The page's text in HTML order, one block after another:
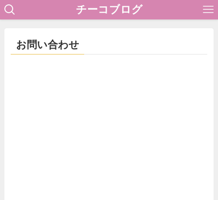
チーコブログ
お問い合わせ